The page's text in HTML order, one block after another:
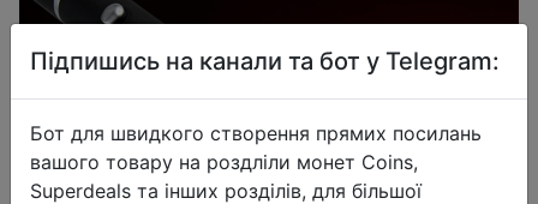
Підпишись на канали та бот у Telegram:
Бот для швидкого створення прямих посилань
вашого товару на роздліли монет Coins,
Superdeals та інших розділів, для більшої